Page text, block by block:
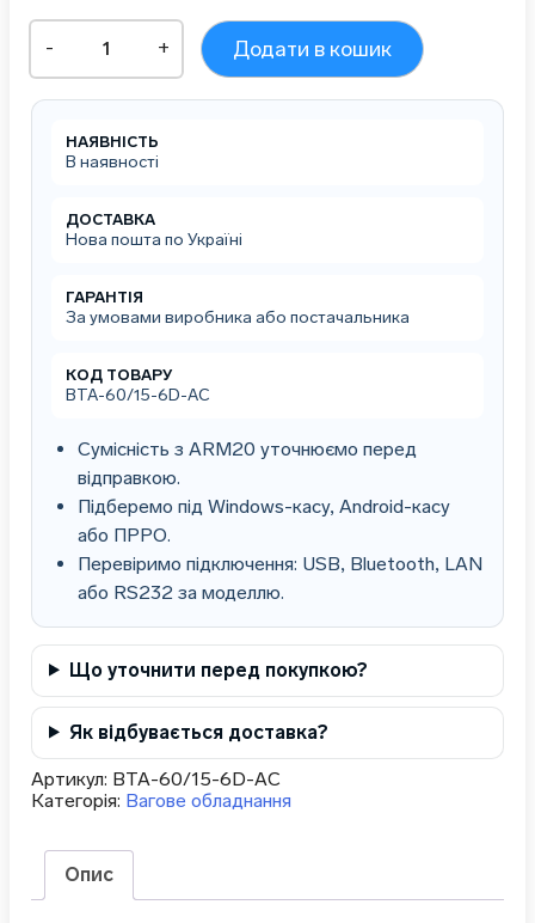
Ваги
торгівельні
з
вбудованим
покупця
ВТА-60/15-
(тм.
Промприлад)
кількість
- + Додати в кошик
НАЯВНІСТЬ
В наявності
ДОСТАВКА
Нова пошта по Україні
ГАРАНТІЯ
За умовами виробника або постачальника
КОД ТОВАРУ
ВТА-60/15-6D-AС
Сумісність з ARM20 уточнюємо перед
відправкою.
Підберемо під Windows-касу, Android-касу
або ПРРО.
Перевіримо підключення: USB, Bluetooth, LAN
або RS232 за моделлю.
Що уточнити перед покупкою?
Як відбувається доставка?
Артикул: ВТА-60/15-6D-AС
Категорія: Вагове обладнання
Опис